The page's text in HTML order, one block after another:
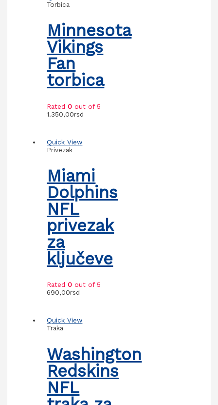
Torbica
Minnesota
Vikings
Fan
torbica
Rated0 out of 5
1.350,00rsd
Quick View
Privezak
Miami
Dolphins
NFL
privezak
za
ključeve
Rated0 out of 5
690,00rsd
Quick View
Traka
Washington
Redskins
NFL